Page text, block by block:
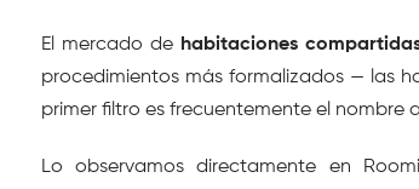
El mercado de habitaciones
procedimientos más formalizados — las
primer filtro es frecuentemente el nombre
Lo observamos directamente en